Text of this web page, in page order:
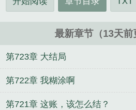
最新章节（13天前
第723章 大结局
第722章 我糊涂啊
第721章 这账，该怎么结？